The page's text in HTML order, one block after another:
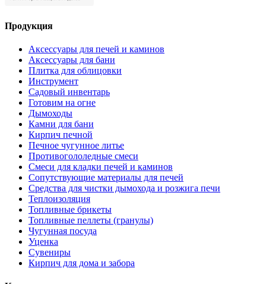
Продукция
Аксессуары для печей и каминов
Аксессуары для бани
Плитка для облицовки
Инструмент
Садовый инвентарь
Готовим на огне
Дымоходы
Камни для бани
Кирпич печной
Печное чугунное литье
Противогололедные смеси
Смеси для кладки печей и каминов
Сопутствующие материалы для печей
Средства для чистки дымохода и розжига печи
Теплоизоляция
Топливные брикеты
Топливные пеллеты (гранулы)
Чугунная посуда
Уценка
Сувениры
Кирпич для дома и забора